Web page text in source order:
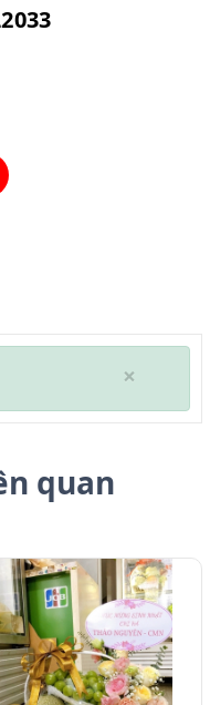
×
quan